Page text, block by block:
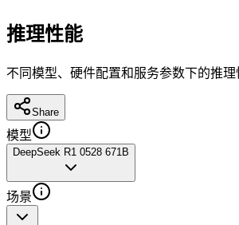
推理性能
不同模型、硬件配置和服务参数下的推理
Share
模型
DeepSeek R1 0528 671B
场景